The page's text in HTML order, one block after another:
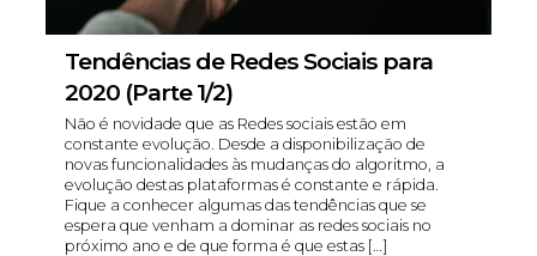
Tendências de Redes Sociais para
2020 (Parte 1/2)
Não é novidade que as Redes sociais estão em
constante evolução. Desde a disponibilização de
novas funcionalidades às mudanças do algoritmo, a
evolução destas plataformas é constante e rápida.
Fique a conhecer algumas das tendências que se
espera que venham a dominar as redes sociais no
próximo ano e de que forma é que estas […]